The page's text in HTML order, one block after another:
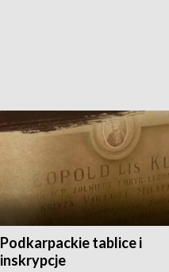
Podkarpackie tablice i
inskrypcje